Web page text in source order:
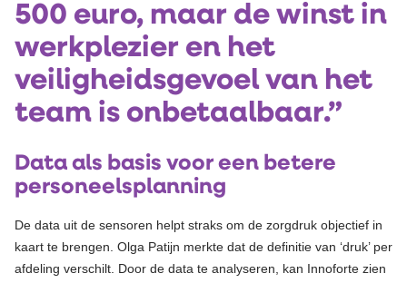
500 euro, maar de winst in
werkplezier en het
veiligheidsgevoel van het
team is onbetaalbaar.”
Data als basis voor een betere
personeelsplanning
De data uit de sensoren helpt straks om de zorgdruk objectief in
kaart te brengen. Olga Patijn merkte dat de definitie van ‘druk’ per
afdeling verschilt. Door de data te analyseren, kan Innoforte zien